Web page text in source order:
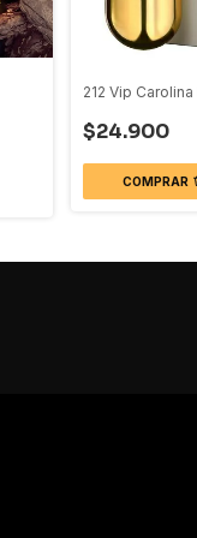
212 Vip
$24.900
COMPRAR